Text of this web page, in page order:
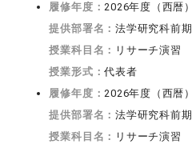
履修年度：2026年度（西暦）
提供部署名：法学研究科前期
授業科目名： リサーチ演習
授業形式：代表者
履修年度：2026年度（西暦）
提供部署名：法学研究科前期
授業科目名： リサーチ演習